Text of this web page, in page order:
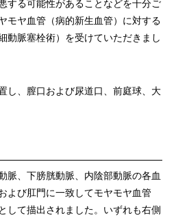
する可能性があることなどを十分ご
モヤ血管（病的新生血管）に対する
動脈塞栓術）を受けていただきまし
し、膣口および尿道口、前庭球、大
脈、下膀胱動脈、内陰部動脈の各血
よび肛門に一致してモヤモヤ血管
して描出されました。いずれも右側